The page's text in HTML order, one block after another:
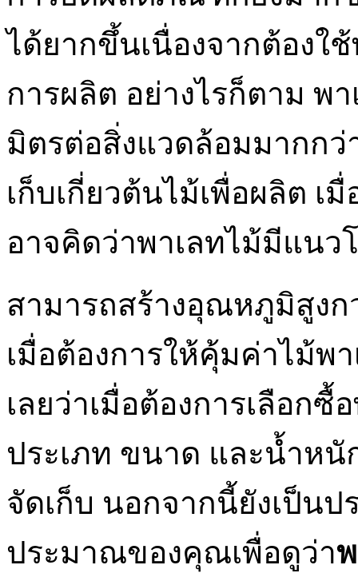
ได้ยากขึ้นเนื่องจากต้องใ
การผลิต อย่างไรก็ตาม พ
มิตรต่อสิ่งแวดล้อมมากกว่
เก็บเกี่ยวต้นไม้เพื่อผลิต
อาจคิดว่าพาเลทไม้มีแน
สามารถสร้างอุณหภูมิสูงก
เมื่อต้องการให้คุ้มค่าไม้พ
เลยว่าเมื่อต้องการเลือก
ประเภท ขนาด และน้ำห
จัดเก็บ นอกจากนี้ยังเป็นป
ประมาณของคุณเพื่อดูว่า